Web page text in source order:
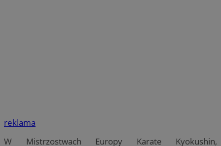
reklama
W Mistrzostwach Europy Karate Kyokushin,